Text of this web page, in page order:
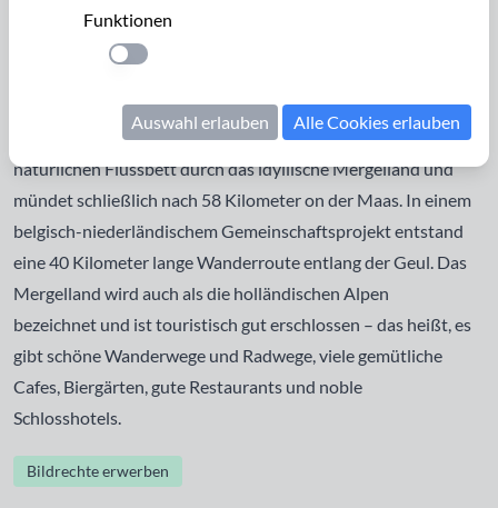
Die Geul hat 3 unterschiedliche Namen: Göhl bei ihrem
Ursprung im deutschen Lichtenbusch und
französischsprachigen Belgien und Geul in den
Niederlanden. Reizvoll mäandert das Flüsschen in einem
natürlichen Flussbett durch das idyllische Mergelland und
mündet schließlich nach 58 Kilometer on der Maas. In einem
belgisch-niederländischem Gemeinschaftsprojekt entstand
eine 40 Kilometer lange Wanderroute entlang der Geul. Das
Mergelland wird auch als die holländischen Alpen
bezeichnet und ist touristisch gut erschlossen – das heißt, es
gibt schöne Wanderwege und Radwege, viele gemütliche
Cafes, Biergärten, gute Restaurants und noble
Schlosshotels.
Bildrechte erwerben
Funktionen
Einstellung anwenden
Auswahl erlauben Alle Cookies erlauben